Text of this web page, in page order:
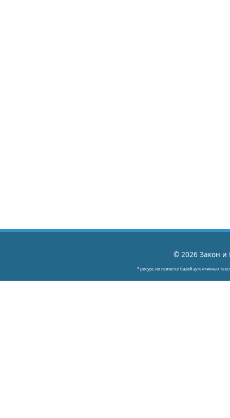
© 2026 Закон и
* ресурс не является базой аутентичных